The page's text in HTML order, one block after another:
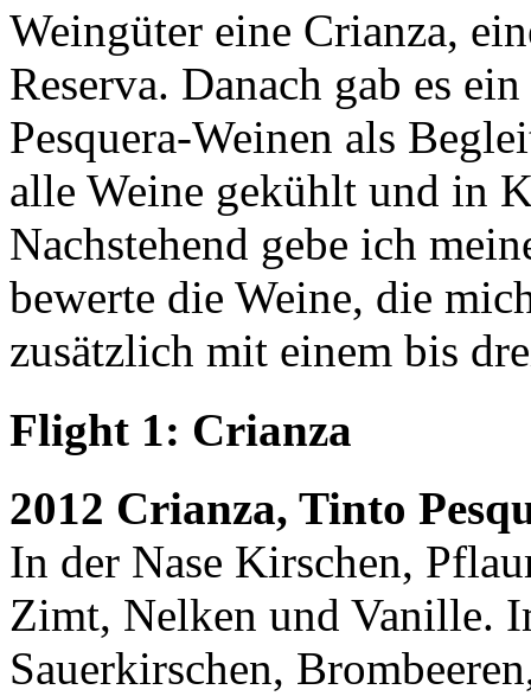
Weingüter eine Crianza,
Reserva. Danach gab es
Pesquera-Weinen als
alle Weine gekühlt und in
Nachstehend gebe ich
bewerte die Weine, die
zusätzlich mit einem bis
Flight 1: Crianza
2012 Crianza, Tinto
In der Nase Kirschen,
Zimt, Nelken und Vanille.
Sauerkirschen,